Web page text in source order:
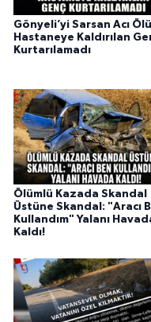
Gönyeli’yi Sarsan Acı
Hastaneye Kaldırılan
Kurtarılamadı
Ölümlü Kazada Skandal
Üstüne Skandal: "Aracı
Kullandım" Yalanı
Kaldı!